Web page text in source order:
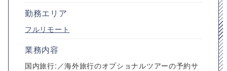
勤務エリア
フルリモート
業務内容
国内旅行:／海外旅行のオプショナルツアーの予約サ